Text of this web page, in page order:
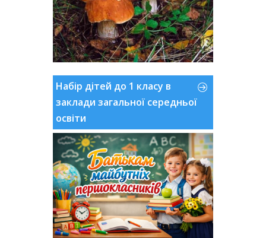
Набір дітей до 1 класу в
заклади загальної середньої
освіти